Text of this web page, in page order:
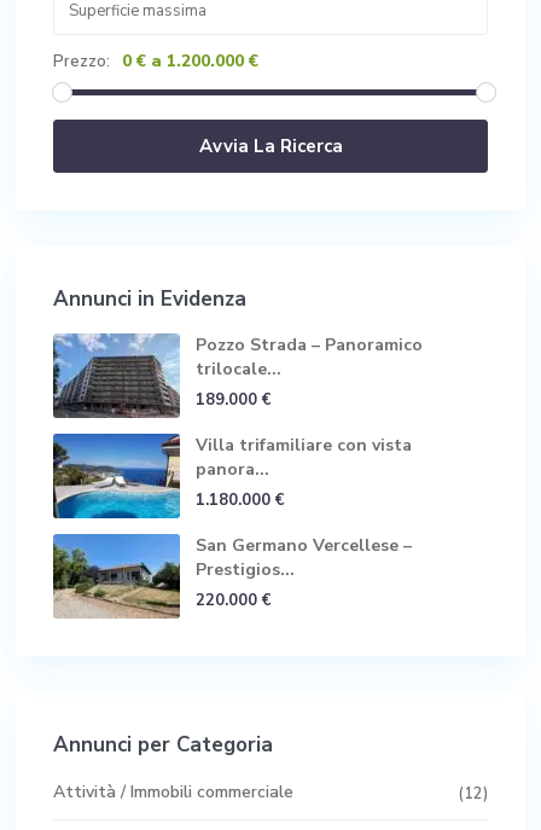
Prezzo: 0 € a 1.200.000 €
Annunci in Evidenza
Pozzo Strada – Panoramico
trilocale...
189.000 €
Villa trifamiliare con vista
panora...
1.180.000 €
San Germano Vercellese –
Prestigios...
220.000 €
Annunci per Categoria
Attività / Immobili commerciale (12)